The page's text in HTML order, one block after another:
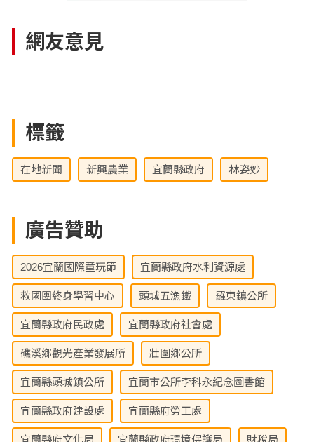
網友意見
標籤
在地新聞 新興農業 宜蘭縣政府 林姿妙
廣告贊助
2026宜蘭國際童玩節 宜蘭縣政府水利資源處
救國團終身學習中心 頭城五漁鐵 羅東鎮公所
宜蘭縣政府民政處 宜蘭縣政府社會處
礁溪鄉觀光產業發展所 壯圍鄉公所
宜蘭縣頭城鎮公所 宜蘭市公所李科永紀念圖書館
宜蘭縣政府建設處 宜蘭縣府勞工處
宜蘭縣府文化局 宜蘭縣政府環境保護局 財稅局